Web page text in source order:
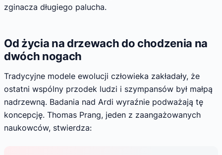
zginacza długiego palucha.
Od życia na drzewach do chodzenia na
dwóch nogach
Tradycyjne modele ewolucji człowieka zakładały, że
ostatni wspólny przodek ludzi i szympansów był małpą
nadrzewną. Badania nad Ardi wyraźnie podważają tę
koncepcję. Thomas Prang, jeden z zaangażowanych
naukowców, stwierdza: